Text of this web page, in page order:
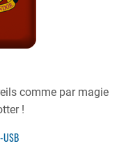
comme par magie
!